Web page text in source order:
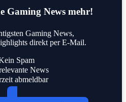
Gaming News mehr!
Gaming News,
direkt per E-Mail.
Spam
News
abmeldbar